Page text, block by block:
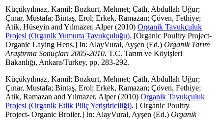
Küçükyılmaz, Kamil; Bozkurt, Mehmet; Çatlı, Abdullah Uğur;
Çınar, Mustafa; Bintaş, Erol; Erkek, Ramazan; Çöven, Fethiye;
Atik, Hüseyin and Yılmazer, Alper(2010) Organik Tavukçuluk
Projesi (Organik Yumurta Tavukçuluğu). [Organic Poultry Project-
Organic Laying Hens.] In: AlayVural, Ayşen (Ed.) Organik Tarım
Araştırma Sonuçları 2005-2010. T.C. Tarım ve Köyişleri
Bakanlığı, Ankara/Turkey, pp. 283-292.
Küçükyılmaz, Kamil; Bozkurt, Mehmet; Çatlı, Abdullah Uğur;
Çınar, Mustafa; Bintaş, Erol; Erkek, Ramazan; Çöven, Fethiye;
Atik, Ramazan and Yılmazer, Alper(2010) Organik Tavukçuluk
Projesi (Organik Etlik Piliç Yetiştiriciliği). [ Organic Poultry
Project- Organic Broiler.] In: AlayVural, Ayşen (Ed.) Organik